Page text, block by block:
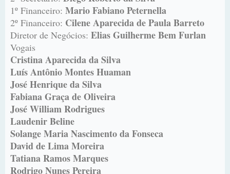
1º Financeiro: Mario Fabiano Peternella
2º Financeiro: Cilene Aparecida de Paula Barreto
Diretor de Negócios: Elias Guilherme Bem Furlan
Vogais
Cristina Aparecida da Silva
Luís Antônio Montes Huaman
José Henrique da Silva
Fabiana Graça de Oliveira
José William Rodrigues
Laudenir Beline
Solange Maria Nascimento da Fonseca
David de Lima Moreira
Tatiana Ramos Marques
Rodrigo Nunes Pereira